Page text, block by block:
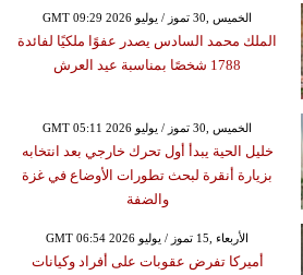
GMT 09:29 2026 الخميس ,30 تموز / يوليو
الملك محمد السادس يصدر عفوًا ملكيًا لفائدة
1788 شخصًا بمناسبة عيد العرش
GMT 05:11 2026 الخميس ,30 تموز / يوليو
خليل الحية يبدأ أول تحرك خارجي بعد انتخابه
بزيارة أنقرة لبحث تطورات الأوضاع في غزة
والضفة
GMT 06:54 2026 الأربعاء ,15 تموز / يوليو
أميركا تفرض عقوبات على أفراد وكيانات